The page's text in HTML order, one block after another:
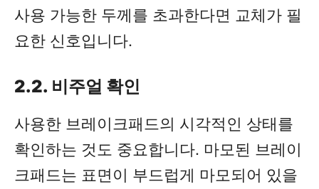
사용 가능한 두께를 초과한다면 교체가 필
요한 신호입니다.
2.2. 비주얼 확인
사용한 브레이크패드의 시각적인 상태를
확인하는 것도 중요합니다. 마모된 브레이
크패드는 표면이 부드럽게 마모되어 있을